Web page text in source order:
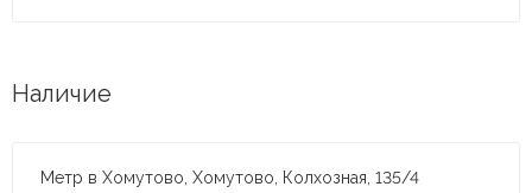
Наличие
Метр в Хомутово, Хомутово, Колхозная, 135/4